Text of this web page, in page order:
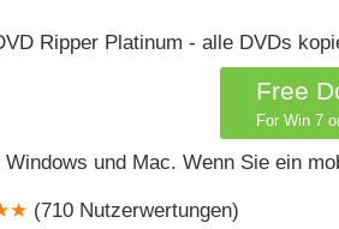
Ripper Platinum - alle DVDs
Free
For Win 7
Windows und Mac. Wenn Sie ein
(710 Nutzerwertungen)